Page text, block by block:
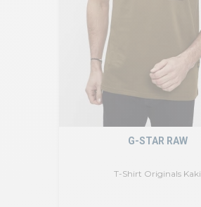
T-Shirt Originals Kaki
G-STAR RAW